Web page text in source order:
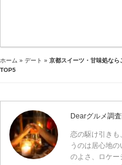
ホーム » デート » 京都スイーツ・甘味処な
TOP5
Dearグルメ調
恋の駆け引きも
うのは居心地
のよさ、ロケー